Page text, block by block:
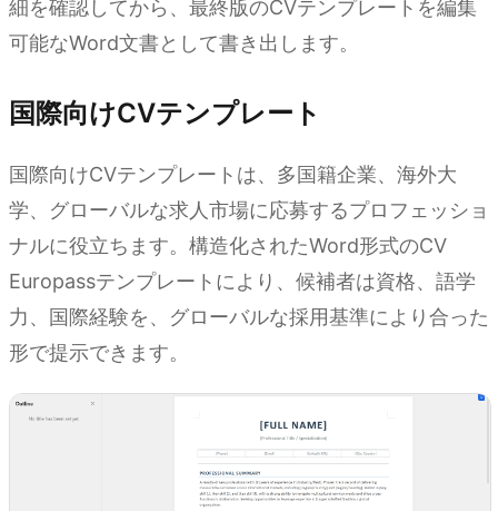
細を確認してから、最終版のCVテンプレートを編集
可能なWord文書として書き出します。
国際向けCVテンプレート
国際向けCVテンプレートは、多国籍企業、海外大
学、グローバルな求人市場に応募するプロフェッショ
ナルに役立ちます。構造化されたWord形式のCV
Europassテンプレートにより、候補者は資格、語学
力、国際経験を、グローバルな採用基準により合った
形で提示できます。